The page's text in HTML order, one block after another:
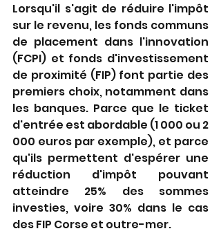
Lorsqu'il s'agit de réduire l'impôt
sur le revenu, les fonds communs
de placement dans l'innovation
(FCPI) et fonds d'investissement
de proximité (FIP) font partie des
premiers choix, notamment dans
les banques. Parce que le ticket
d'entrée est abordable (1 000 ou 2
000 euros par exemple), et parce
qu'ils permettent d'espérer une
réduction d'impôt pouvant
atteindre 25% des sommes
investies, voire 30% dans le cas
des FIP Corse et outre-mer.